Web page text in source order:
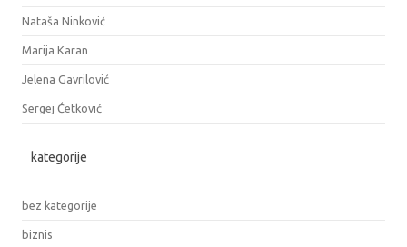
Nataša Ninković
Marija Karan
Jelena Gavrilović
Sergej Ćetković
kategorije
bez kategorije
biznis